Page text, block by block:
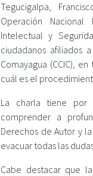
Tegucigalpa,
Operación
Intelectual y
ciudadanos afiliados
Comayagua (CCIC),
cuál es el
La charla tiene por
comprender a
Derechos de Autor y
evacuar todas las
Cabe destacar que